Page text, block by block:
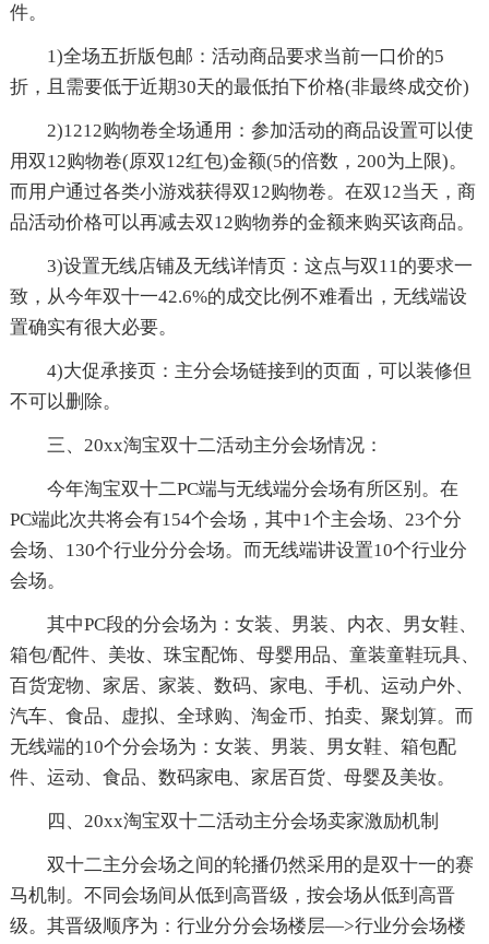
件。
1)全场五折版包邮：活动商品要求当前一口价的5
折，且需要低于近期30天的最低拍下价格(非最终成交价)
2)1212购物卷全场通用：参加活动的商品设置可以使
用双12购物卷(原双12红包)金额(5的倍数，200为上限)。
而用户通过各类小游戏获得双12购物卷。在双12当天，商
品活动价格可以再减去双12购物券的金额来购买该商品。
3)设置无线店铺及无线详情页：这点与双11的要求一
致，从今年双十一42.6%的成交比例不难看出，无线端设
置确实有很大必要。
4)大促承接页：主分会场链接到的页面，可以装修但
不可以删除。
三、20xx淘宝双十二活动主分会场情况：
今年淘宝双十二PC端与无线端分会场有所区别。在
PC端此次共将会有154个会场，其中1个主会场、23个分
会场、130个行业分分会场。而无线端讲设置10个行业分
会场。
其中PC段的分会场为：女装、男装、内衣、男女鞋、
箱包/配件、美妆、珠宝配饰、母婴用品、童装童鞋玩具、
百货宠物、家居、家装、数码、家电、手机、运动户外、
汽车、食品、虚拟、全球购、淘金币、拍卖、聚划算。而
无线端的10个分会场为：女装、男装、男女鞋、箱包配
件、运动、食品、数码家电、家居百货、母婴及美妆。
四、20xx淘宝双十二活动主分会场卖家激励机制
双十二主分会场之间的轮播仍然采用的是双十一的赛
马机制。不同会场间从低到高晋级，按会场从低到高晋
级。其晋级顺序为：行业分分会场楼层—>行业分会场楼